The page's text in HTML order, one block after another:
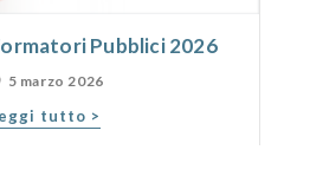
Pubblici 2026
5 marzo 2026
tutto >